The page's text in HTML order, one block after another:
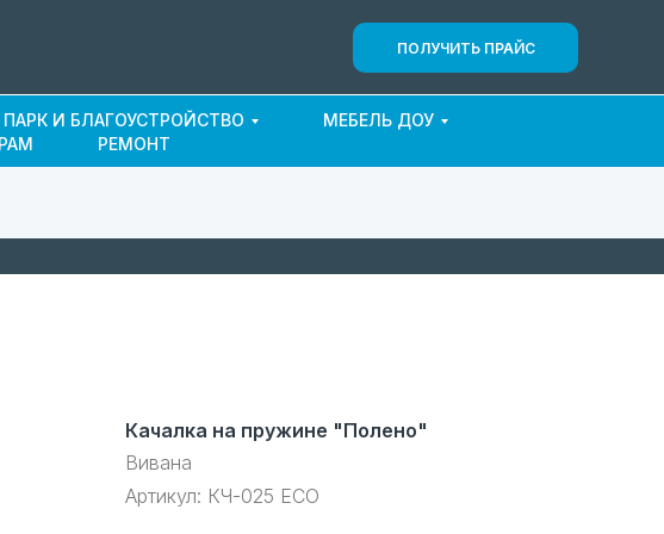
ПОЛУЧИТЬ ПРАЙС
ПАРК И БЛАГОУСТРОЙСТВО
МЕБЕЛЬ ДОУ
РЕМОНТ
Качалка на пружине "Полено"
Вивана
Артикул: КЧ-025 ECO